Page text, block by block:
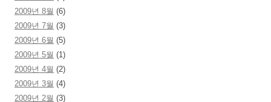
2009년 8월 (6)
2009년 7월 (3)
2009년 6월 (5)
2009년 5월 (1)
2009년 4월 (2)
2009년 3월 (4)
2009년 2월 (3)